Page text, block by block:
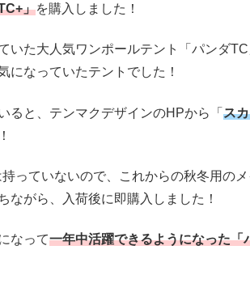
」を購入しました！
いた大人気ワンポールテント「パンダ
になっていたテントでした！
ると、テンマクデザインのHPから「 ス
っていないので、これからの秋冬用の
ながら、入荷後に即購入しました！
なって一年中活躍できるようになった「